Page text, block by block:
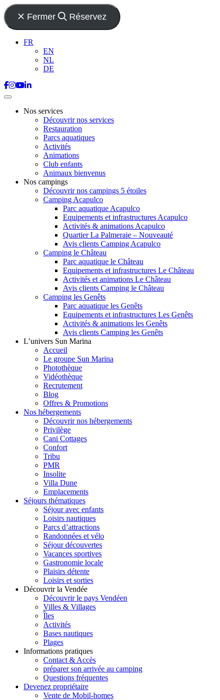
Fermer Réservez
FR
EN
NL
DE
Nos services
Découvrir nos services
Restauration
Parcs aquatiques
Activités
Animations
Club enfants
Animaux bienvenus
Nos campings
Découvrir nos campings 5 étoiles
Camping Acapulco
Parc aquatique Acapulco
Equipements et infrastructures Acapulco
Activités & animations Acapulco
Quartier La Palmeraie – Nouveauté
Avis clients Camping Acapulco
Camping le Château
Parc aquatique le Château
Equipements et infrastructures Le Château
Activités et animations Le Château
Avis clients Camping le Château
Camping les Genêts
Parc aquatique les Genêts
Equipements et infrastructures Les Genêts
Activités & animations les Genêts
Avis clients Camping les Genêts
L’univers Sun Marina
Accueil
Le groupe Sun Marina
Photothèque
Vidéothèque
Recrutement
Blog
Offres & Promotions
Nos hébergements
Découvrir nos hébergements
Privilège
Cani Cottages
Confort
Tribu
PMR
Insolite
Villa Dune
Emplacements
Séjours thématiques
Séjour avec enfants
Loisirs nautiques
Parcs d’attractions
Randonnées et vélo
Séjour découvertes
Vacances sportives
Gastronomie locale
Plaisirs détente
Loisirs et sorties
Découvrir la Vendée
Découvrir le pays Vendéen
Villes & Villages
Îles
Activités
Bases nautiques
Plages
Informations pratiques
Contact & Accès
préparer son arrivée au camping
Questions fréquentes
Devenez propriétaire
Vente de Mobil-homes